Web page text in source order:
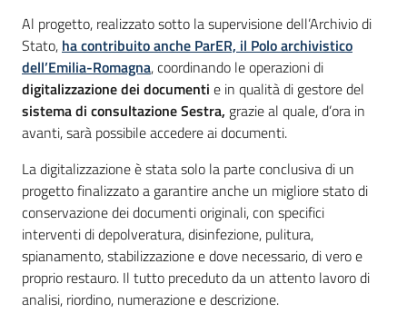
Al progetto, realizzato sotto la supervisione dell’Archivio di
Stato, ha contribuito anche ParER, il Polo archivistico
dell’Emilia-Romagna, coordinando le operazioni di
digitalizzazione dei documenti e in qualità di gestore del
sistema di consultazione Sestra, grazie al quale, d’ora in
avanti, sarà possibile accedere ai documenti.
La digitalizzazione è stata solo la parte conclusiva di un
progetto finalizzato a garantire anche un migliore stato di
conservazione dei documenti originali, con specifici
interventi di depolveratura, disinfezione, pulitura,
spianamento, stabilizzazione e dove necessario, di vero e
proprio restauro. Il tutto preceduto da un attento lavoro di
analisi, riordino, numerazione e descrizione.